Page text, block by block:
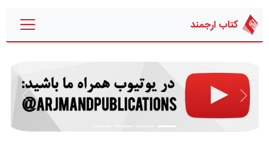
کتاب ارجمند
قبلی بعدی